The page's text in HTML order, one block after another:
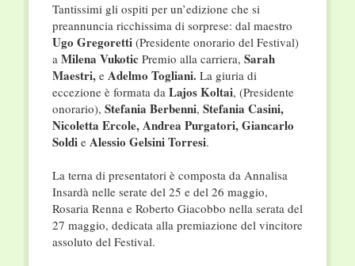
Tantissimi gli ospiti per un’edizione che si
preannuncia ricchissima di sorprese: dal maestro
Ugo Gregoretti(Presidente onorario del Festival)
a Milena VukoticPremio alla carriera, Sarah
Maestri, eAdelmo Togliani. La giuria di
eccezione è formata da Lajos Koltai, (Presidente
onorario), Stefania Berbenni, Stefania Casini,
Nicoletta Ercole, Andrea Purgatori, Giancarlo
Soldie Alessio Gelsini Torresi.
La terna di presentatori è composta da Annalisa
Insardà nelle serate del 25 e del 26 maggio,
Rosaria Renna e Roberto Giacobbo nella serata del
27 maggio, dedicata alla premiazione del vincitore
assoluto del Festival.